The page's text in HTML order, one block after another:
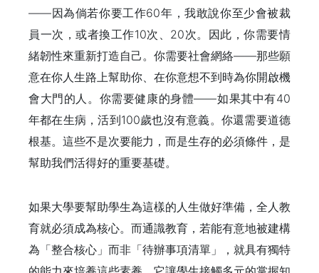
——因為倘若你要工作60年，我敢說你至少會被裁
員一次，或者換工作10次、20次。因此，你需要情
緒韌性來重新打造自己。你需要社會網絡——那些願
意在你人生路上幫助你、在你意想不到時為你開啟機
會大門的人。你需要健康的身體——如果其中有40
年都在生病，活到100歲也沒有意義。你還需要道德
根基。這些不是次要能力，而是生存的必須條件，是
幫助我們活得好的重要基礎。
如果大學要幫助學生為這樣的人生做好準備，全人教
育就必須成為核心。而通識教育，若能有意地被建構
為「整合核心」而非「待辦事項清單」，就具有獨特